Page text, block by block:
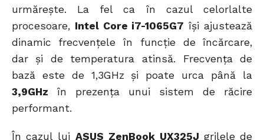
urmărește. La fel ca în cazul celorlalte
procesoare, Intel Core i7-1065G7 își ajustează
dinamic frecvențele în funcție de încărcare,
dar și de temperatura atinsă. Frecvența de
bază este de 1,3GHz și poate urca până la
3,9GHz în prezența unui sistem de răcire
performant.
În cazul luiASUS ZenBook UX325J grilele de